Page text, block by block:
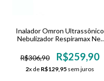
Inalador Omron Ultrassônico
Nebulizador Respiramax Ne-
R$306,90
R$259,90
2x de R$129,95 sem juros